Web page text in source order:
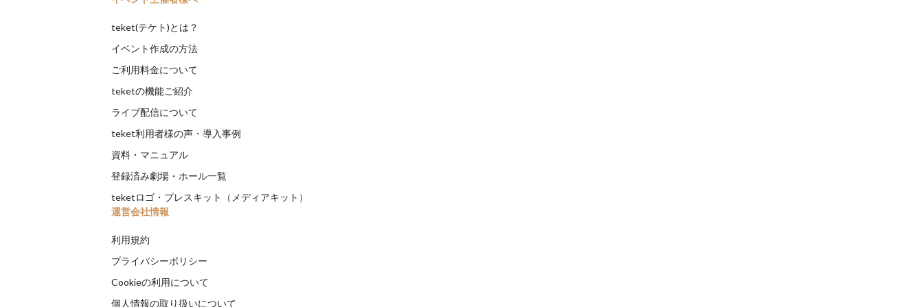
teket(テケト)とは？
イベント作成の方法
ご利用料金について
teketの機能ご紹介
ライブ配信について
teket利用者様の声・導入事例
資料・マニュアル
登録済み劇場・ホール一覧
teketロゴ・プレスキット（メディアキット）
運営会社情報
利用規約
プライバシーポリシー
Cookieの利用について
個人情報の取り扱いについて